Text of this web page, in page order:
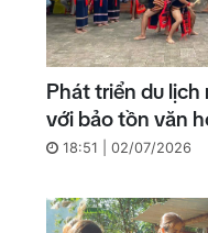
Phát triển du
với bảo tồn văn
18:51 | 02/07/2026